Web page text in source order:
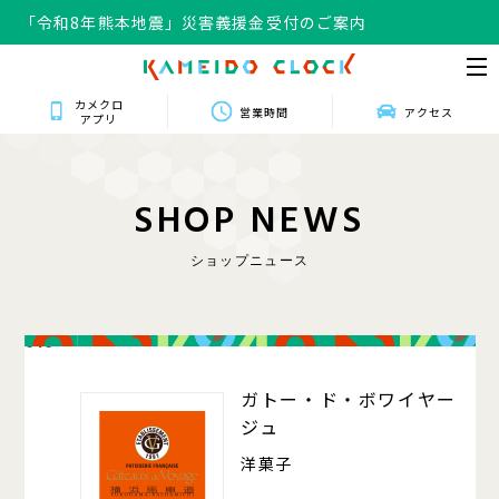
「令和8年熊本地震」災害義援金受付のご案内
カメクロ
アプリ
営業時間 アクセス
SHOP NEWS
ショップニュース
016
ガトー・ド・ボワイヤー
ジュ
洋菓子